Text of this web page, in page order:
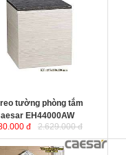
tường phòng tắm
EH44000AW
đ
2.629.000 đ
có chân kiểu cổ điển